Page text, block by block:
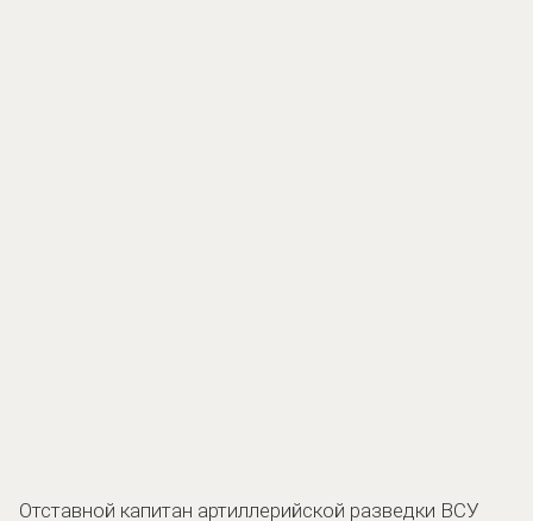
Отставной капитан артиллерийской разведки ВСУ